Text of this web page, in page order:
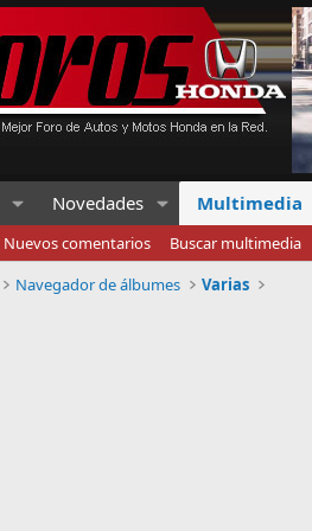
Novedades Multimedia
Nuevos comentarios
Buscar multimedia
Navegador de álbumes Varias